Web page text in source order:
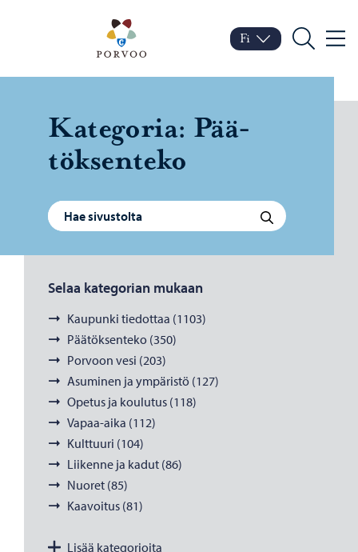
Porvoo – Siirry
Vaihda kieltä
Nykyinen kieli: Suomi
Fi
Hae
Ka­te­go­ria: Pää­
tök­sen­te­ko
Haku: Hae
Selaa kategorian mukaan
Kaupunki tiedottaa (1103)
Päätöksenteko (350)
Porvoon vesi (203)
Asuminen ja ympäristö (127)
Opetus ja koulutus (118)
Vapaa-aika (112)
Kulttuuri (104)
Liikenne ja kadut (86)
Nuoret (85)
Kaavoitus (81)
Lisää kategorioita